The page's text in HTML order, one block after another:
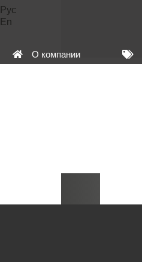
Рус
En
О компании